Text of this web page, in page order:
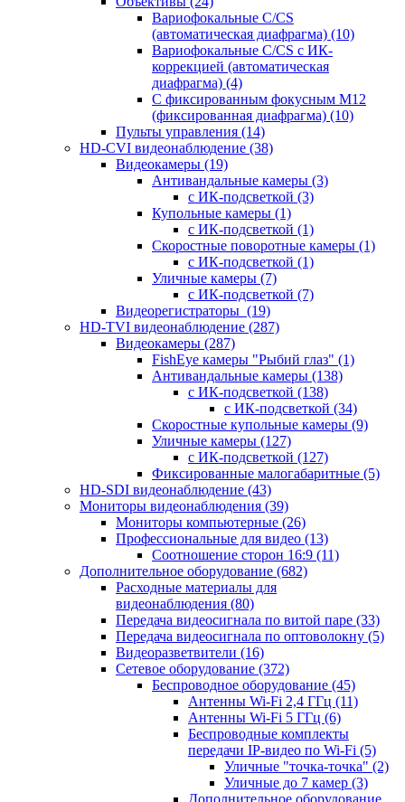
Вариофокальные C/CS
(автоматическая диафрагма) (10)
Вариофокальные C/CS с ИК-
коррекцией (автоматическая
диафрагма) (4)
С фиксированным фокусным М12
(фиксированная диафрагма) (10)
Пульты управления (14)
HD-CVI видеонаблюдение (38)
Видеокамеры (19)
Антивандальные камеры (3)
с ИК-подсветкой (3)
Купольные камеры (1)
с ИК-подсветкой (1)
Скоростные поворотные камеры (1)
с ИК-подсветкой (1)
Уличные камеры (7)
с ИК-подсветкой (7)
Видеорегистраторы (19)
HD-TVI видеонаблюдение (287)
Видеокамеры (287)
FishEye камеры "Рыбий глаз" (1)
Антивандальные камеры (138)
с ИК-подсветкой (138)
с ИК-подсветкой (34)
Скоростные купольные камеры (9)
Уличные камеры (127)
с ИК-подсветкой (127)
Фиксированные малогабаритные (5)
HD-SDI видеонаблюдение (43)
Мониторы видеонаблюдения (39)
Мониторы компьютерные (26)
Профессиональные для видео (13)
Соотношение сторон 16:9 (11)
Дополнительное оборудование (682)
Расходные материалы для
видеонаблюдения (80)
Передача видеосигнала по витой паре (33)
Передача видеосигнала по оптоволокну (5)
Видеоразветвители (16)
Сетевое оборудование (372)
Беспроводное оборудование (45)
Антенны Wi-Fi 2,4 ГГц (11)
Антенны Wi-Fi 5 ГГц (6)
Беспроводные комплекты
передачи IP-видео по Wi-Fi (5)
Уличные "точка-точка" (2)
Уличные до 7 камер (3)
Дополнительное оборудование